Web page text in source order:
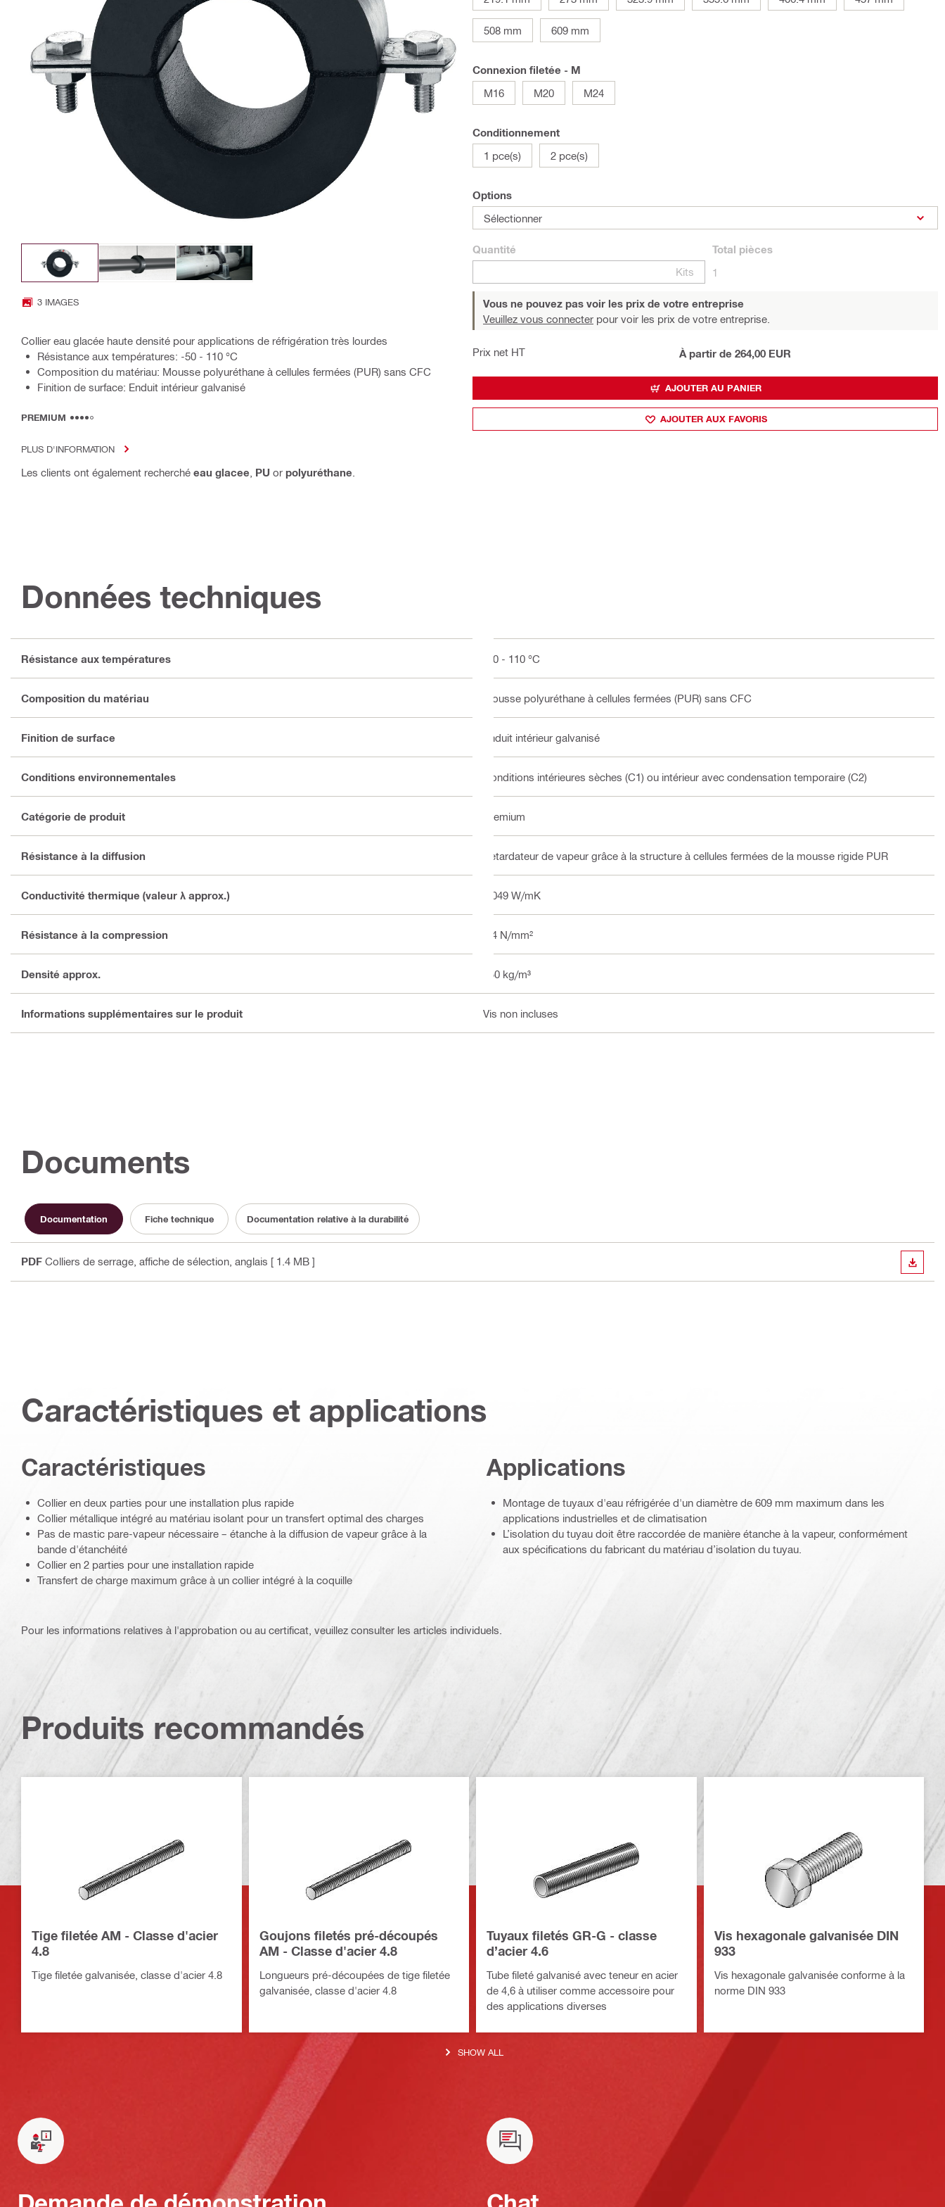
3 IMAGES
Collier eau glacée haute densité pour applications de réfrigération très lourdes
Résistance aux températures: -50 - 110 °C
Composition du matériau: Mousse polyuréthane à cellules fermées (PUR) sans CFC
Finition de surface: Enduit intérieur galvanisé
PREMIUM
PLUS D'INFORMATION
Les clients ont également recherché eau glacee PU or polyuréthane
508 mm 609 mm
Connexion filetée - M
M16
M20 M24
Conditionnement
1 pce(s)
2 pce(s)
Options
Sélectionner
Quantité
Kits
Total pièces
1
Vous ne pouvez pas voir les prix de votre entreprise
Veuillez vous connecter pour voir les prix de votre entreprise.
Prix net HT À partir de 264,00 EUR
AJOUTER AU PANIER
AJOUTER AUX FAVORIS
Données techniques
Résistance aux températures -50 - 110 °C
Composition du matériau Mousse polyuréthane à cellules fermées (PUR) sans CFC
Finition de surface Enduit intérieur galvanisé
Conditions environnementales Conditions intérieures sèches (C1) ou intérieur avec condensation temporaire (C2)
Catégorie de produit Premium
Résistance à la diffusion Retardateur de vapeur grâce à la structure à cellules fermées de la mousse rigide PUR
Conductivité thermique (valeur λ approx.) 0.049 W/mK
Résistance à la compression 2.4 N/mm²
Densité approx. 250 kg/m³
Informations supplémentaires sur le produit Vis non incluses
Documents
Documentation Fiche technique Documentation relative à la durabilité
PDF Colliers de serrage, affiche de sélection , anglais [ 1.4 MB ]
Caractéristiques et applications
Caractéristiques
Collier en deux parties pour une installation plus rapide
Collier métallique intégré au matériau isolant pour un transfert optimal des charges
Pas de mastic pare-vapeur nécessaire – étanche à la diffusion de vapeur grâce à la
bande d'étanchéité
Collier en 2 parties pour une installation rapide
Transfert de charge maximum grâce à un collier intégré à la coquille
Applications
Montage de tuyaux d'eau réfrigérée d'un diamètre de 609 mm maximum dans les
applications industrielles et de climatisation
L’isolation du tuyau doit être raccordée de manière étanche à la vapeur, conformément
aux spécifications du fabricant du matériau d’isolation du tuyau.
Pour les informations relatives à l'approbation ou au certificat, veuillez consulter les articles individuels.
Produits recommandés
Tige filetée AM - Classe d'acier
4.8
Tige filetée galvanisée, classe d'acier 4.8
Goujons filetés pré-découpés
AM - Classe d'acier 4.8
Longueurs pré-découpées de tige filetée
galvanisée, classe d'acier 4.8
Tuyaux filetés GR-G - classe
d’acier 4.6
Tube fileté galvanisé avec teneur en acier
de 4,6 à utiliser comme accessoire pour
des applications diverses
Vis hexagonale galvanisée DIN
933
Vis hexagonale galvanisée conforme à la
norme DIN 933
SHOW ALL